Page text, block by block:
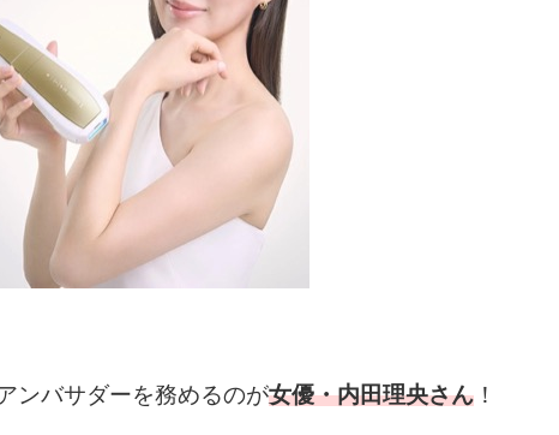
ンバサダーを務めるのが女優・内田理央さん ！